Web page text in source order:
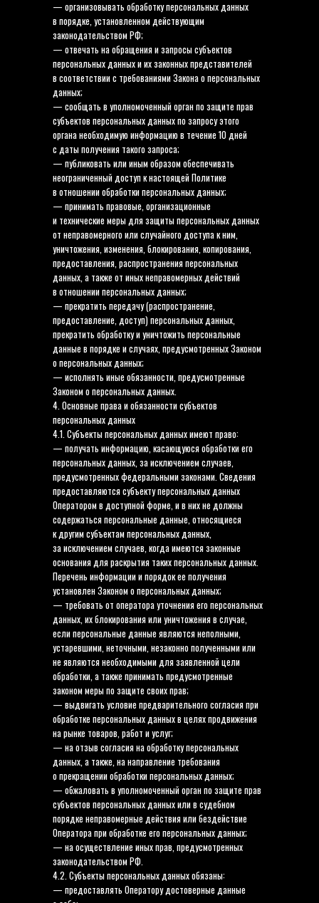
— организовывать обработку персональных данных
в порядке, установленном действующим
законодательством РФ;
— отвечать на обращения и запросы субъектов
персональных данных и их законных представителей
в соответствии с требованиями Закона о персональных
данных;
— сообщать в уполномоченный орган по защите прав
субъектов персональных данных по запросу этого
органа необходимую информацию в течение 10 дней
с даты получения такого запроса;
— публиковать или иным образом обеспечивать
неограниченный доступ к настоящей Политике
в отношении обработки персональных данных;
— принимать правовые, организационные
и технические меры для защиты персональных данных
от неправомерного или случайного доступа к ним,
уничтожения, изменения, блокирования, копирования,
предоставления, распространения персональных
данных, а также от иных неправомерных действий
в отношении персональных данных;
— прекратить передачу (распространение,
предоставление, доступ) персональных данных,
прекратить обработку и уничтожить персональные
данные в порядке и случаях, предусмотренных Законом
о персональных данных;
— исполнять иные обязанности, предусмотренные
Законом о персональных данных.
4. Основные права и обязанности субъектов
персональных данных
4.1. Субъекты персональных данных имеют право:
— получать информацию, касающуюся обработки его
персональных данных, за исключением случаев,
предусмотренных федеральными законами. Сведения
предоставляются субъекту персональных данных
Оператором в доступной форме, и в них не должны
содержаться персональные данные, относящиеся
к другим субъектам персональных данных,
за исключением случаев, когда имеются законные
основания для раскрытия таких персональных данных.
Перечень информации и порядок ее получения
установлен Законом о персональных данных;
— требовать от оператора уточнения его персональных
данных, их блокирования или уничтожения в случае,
если персональные данные являются неполными,
устаревшими, неточными, незаконно полученными или
не являются необходимыми для заявленной цели
обработки, а также принимать предусмотренные
законом меры по защите своих прав;
— выдвигать условие предварительного согласия при
обработке персональных данных в целях продвижения
на рынке товаров, работ и услуг;
— на отзыв согласия на обработку персональных
данных, а также, на направление требования
о прекращении обработки персональных данных;
— обжаловать в уполномоченный орган по защите прав
субъектов персональных данных или в судебном
порядке неправомерные действия или бездействие
Оператора при обработке его персональных данных;
— на осуществление иных прав, предусмотренных
законодательством РФ.
4.2. Субъекты персональных данных обязаны:
— предоставлять Оператору достоверные данные